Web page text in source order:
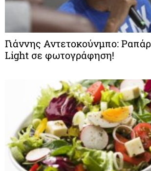
Γιάννης Αντετοκούνμπο:
Light σε φωτογράφηση!